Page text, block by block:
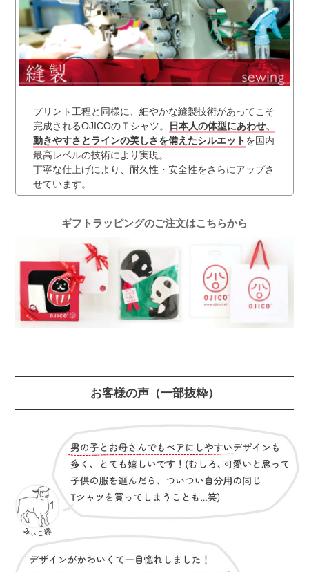
プリント工程と同様に、細やかな縫製技術があってこそ
完成されるOJICOのＴシャツ。
日本人の体型にあわせ、
動きやすさとラインの美しさを備えたシルエットを国内
最高レベルの技術により実現。
丁寧な仕上げにより、耐久性・安全性をさらにアップさ
せています。
ギフトラッピングのご注文はこちらから
お客様の声（一部抜粋）